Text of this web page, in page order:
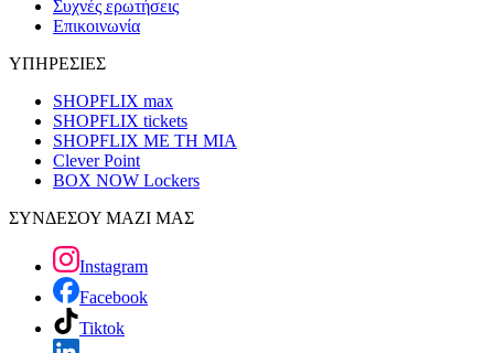
Συχνές ερωτήσεις
Επικοινωνία
ΥΠΗΡΕΣΙΕΣ
SHOPFLIX max
SHOPFLIX tickets
SHOPFLIX ΜΕ ΤΗ ΜΙΑ
Clever Point
BOX NOW Lockers
ΣΥΝΔΕΣΟΥ ΜΑΖΙ ΜΑΣ
Instagram
Facebook
Tiktok